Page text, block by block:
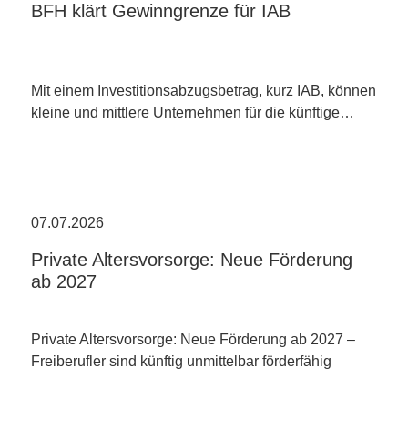
BFH klärt Gewinngrenze für IAB
Mit einem Investitionsabzugsbetrag, kurz IAB, können
kleine und mittlere Unternehmen für die künftige…
07.07.2026
Private Altersvorsorge: Neue Förderung
ab 2027
Private Altersvorsorge: Neue Förderung ab 2027 –
Freiberufler sind künftig unmittelbar förderfähig